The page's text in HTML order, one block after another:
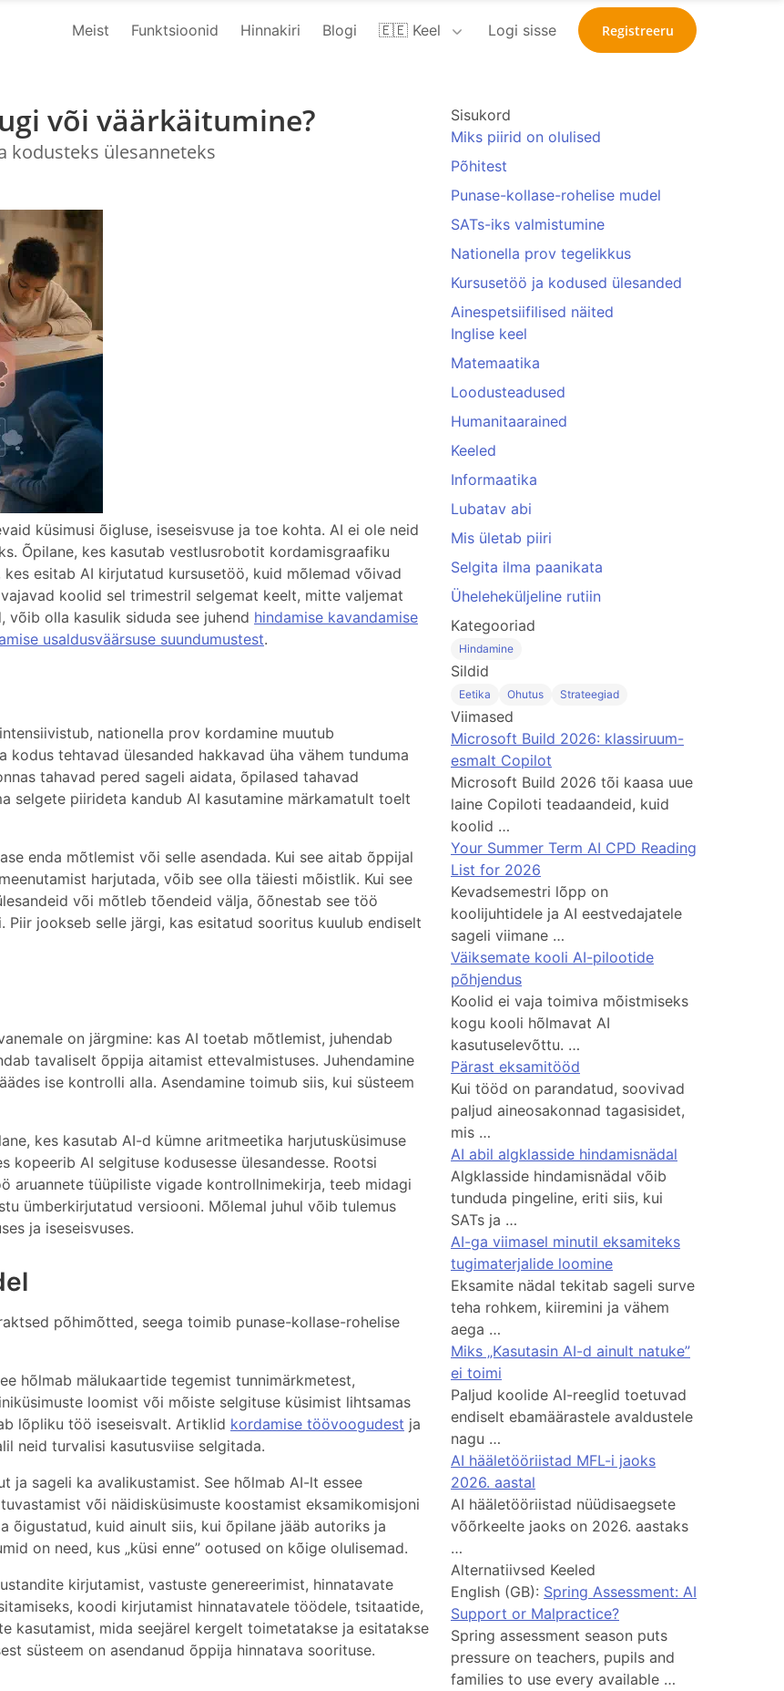
Meist Funktsioonid Hinnakiri Blogi 🇪🇪 Keel Logi sisse Registreeru
või väärkäitumine?
kodusteks ülesanneteks
küsimusi õigluse, iseseisvuse ja toe kohta. AI ei ole neid
Õpilane, kes kasutab vestlusrobotit kordamisgraafiku
esitab AI kirjutatud kursusetöö, kuid mõlemad võivad
koolid sel trimestril selgemat keelt, mitte valjemat
võib olla kasulik siduda see juhend hindamise kavandamise
usaldusväärsuse suundumustest.
nationella prov kordamine muutub
kodus tehtavad ülesanded hakkavad üha vähem tunduma
tahavad pered sageli aidata, õpilased tahavad
selgete piirideta kandub AI kasutamine märkamatult toelt
enda mõtlemist või selle asendada. Kui see aitab õppijal
harjutada, võib see olla täiesti mõistlik. Kui see
või mõtleb tõendeid välja, õõnestab see töö
jookseb selle järgi, kas esitatud sooritus kuulub endiselt
on järgmine: kas AI toetab mõtlemist, juhendab
tavaliselt õppija aitamist ettevalmistuses. Juhendamine
ise kontrolli alla. Asendamine toimub siis, kui süsteem
kes kasutab AI-d kümne aritmeetika harjutusküsimuse
kopeerib AI selgituse kodusesse ülesandesse. Rootsi
aruannete tüüpiliste vigade kontrollnimekirja, teeb midagi
ümberkirjutatud versiooni. Mõlemal juhul võib tulemus
ja iseseisvuses.
põhimõtted, seega toimib punase-kollase-rohelise
hõlmab mälukaartide tegemist tunnimärkmetest,
loomist või mõiste selgituse küsimist lihtsamas
lõpliku töö iseseisvalt. Artiklid kordamise töövoogudest ja
neid turvalisi kasutusviise selgitada.
ja sageli ka avalikustamist. See hõlmab AI-lt essee
või näidisküsimuste koostamist eksamikomisjoni
kuid ainult siis, kui õpilane jääb autoriks ja
on need, kus „küsi enne” ootused on kõige olulisemad.
kirjutamist, vastuste genereerimist, hinnatavate
koodi kirjutamist hinnatavatele töödele, tsitaatide,
kasutamist, mida seejärel kergelt toimetatakse ja esitatakse
süsteem on asendanud õppija hinnatava soorituse.
Sisukord
Miks piirid on olulised
Põhitest
Punase-kollase-rohelise mudel
SATs-iks valmistumine
Nationella prov tegelikkus
Kursusetöö ja kodused ülesanded
Ainespetsiifilised näited
Inglise keel
Matemaatika
Loodusteadused
Humanitaarained
Keeled
Informaatika
Lubatav abi
Mis ületab piiri
Selgita ilma paanikata
Üheleheküljeline rutiin
Kategooriad
Hindamine
Sildid
Eetika Ohutus Strateegiad
Viimased
Microsoft Build 2026: klassiruum-
esmalt Copilot
Microsoft Build 2026 tõi kaasa uue
laine Copiloti teadaandeid, kuid
koolid …
Your Summer Term AI CPD Reading
List for 2026
Kevadsemestri lõpp on
koolijuhtidele ja AI eestvedajatele
sageli viimane …
Väiksemate kooli AI-pilootide
põhjendus
Koolid ei vaja toimiva mõistmiseks
kogu kooli hõlmavat AI
kasutuselevõttu. …
Pärast eksamitööd
Kui tööd on parandatud, soovivad
paljud aineosakonnad tagasisidet,
mis …
AI abil algklasside hindamisnädal
Algklasside hindamisnädal võib
tunduda pingeline, eriti siis, kui
SATs ja …
AI-ga viimasel minutil eksamiteks
tugimaterjalide loomine
Eksamite nädal tekitab sageli surve
teha rohkem, kiiremini ja vähem
aega …
Miks „Kasutasin AI-d ainult natuke”
ei toimi
Paljud koolide AI-reeglid toetuvad
endiselt ebamäärastele avaldustele
nagu …
AI hääletööriistad MFL-i jaoks
2026. aastal
AI hääletööriistad nüüdisaegsete
võõrkeelte jaoks on 2026. aastaks
…
Alternatiivsed Keeled
English (GB): Spring Assessment: AI
Support or Malpractice?
Spring assessment season puts
pressure on teachers, pupils and
families to use every available …